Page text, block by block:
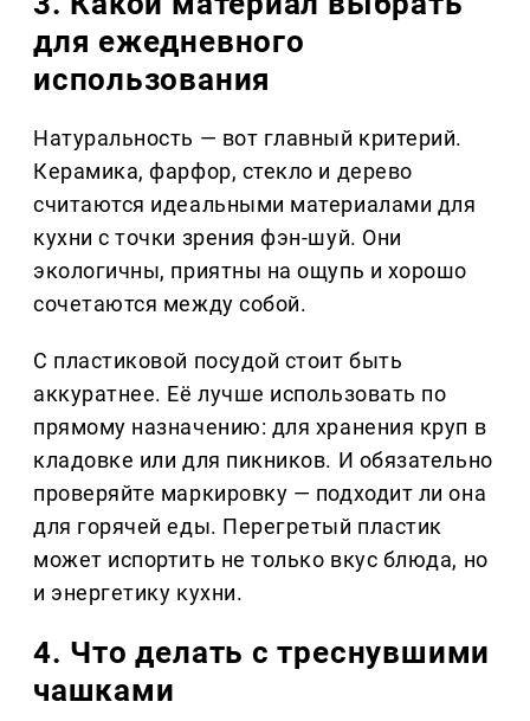
для ежедневного
использования
Натуральность — вот главный критерий.
Керамика, фарфор, стекло и дерево
считаются идеальными материалами для
кухни с точки зрения фэн-шуй. Они
экологичны, приятны на ощупь и хорошо
сочетаются между собой.
С пластиковой посудой стоит быть
аккуратнее. Её лучше использовать по
прямому назначению: для хранения круп в
кладовке или для пикников. И обязательно
проверяйте маркировку — подходит ли она
для горячей еды. Перегретый пластик
может испортить не только вкус блюда, но
и энергетику кухни.
4. Что делать с треснувшими
чашками